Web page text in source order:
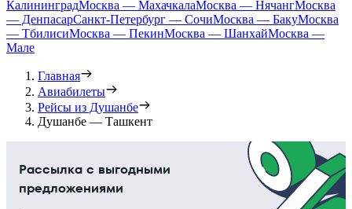
КалининградМосква — МахачкалаМосква — НячангМосква
— ДенпасарСанкт-Петербург — СочиМосква — БакуМосква
— ТбилисиМосква — ПекинМосква — ШанхайМосква —
Мале
Главная
Авиабилеты
Рейсы из Душанбе
Душанбе — Ташкент
Рассылка с выгодными
предложениями